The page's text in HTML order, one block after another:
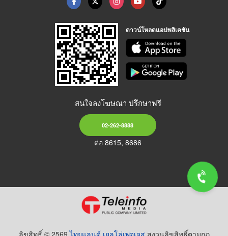
ดาวน์โหลดแอปพลิเคชัน
สนใจลงโฆษณา ปรึกษาฟรี
02-262-8888
ต่อ 8615, 8686
ลิขสิทธิ์ © 2569ไทยแลนด์ เยลโล่เพจเจส สงวนลิขสิทธิ์ตามกฏ